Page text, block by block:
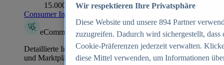
15.000+ Marken
Consumer Insights entdecken
eCommerce Insights
Detaillierte Informationen zu mehr als 39.000 Online-Shops
und Marktplätzen
Wir respektieren Ihre Privatsphäre
Diese Website und unsere 894 Partner
zuzugreifen. Dadurch wird sichergestellt,
Cookie-Präferenzen jederzeit verwalten.
diese Mittel verwenden, um Informationen